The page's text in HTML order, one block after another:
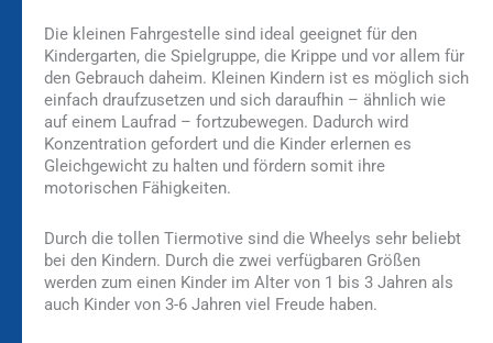
Die kleinen Fahrgestelle sind ideal geeignet für den
Kindergarten, die Spielgruppe, die Krippe und vor allem für
den Gebrauch daheim. Kleinen Kindern ist es möglich sich
einfach draufzusetzen und sich daraufhin – ähnlich wie
auf einem Laufrad – fortzubewegen. Dadurch wird
Konzentration gefordert und die Kinder erlernen es
Gleichgewicht zu halten und fördern somit ihre
motorischen Fähigkeiten.
Durch die tollen Tiermotive sind die Wheelys sehr beliebt
bei den Kindern. Durch die zwei verfügbaren Größen
werden zum einen Kinder im Alter von 1 bis 3 Jahren als
auch Kinder von 3-6 Jahren viel Freude haben.